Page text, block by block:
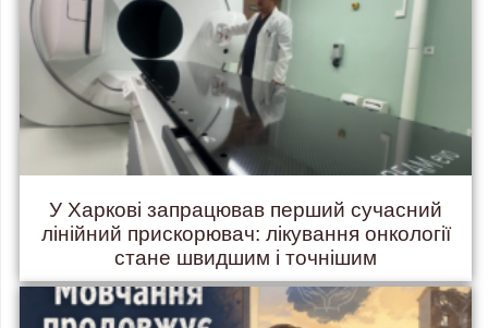
У Харкові запрацював перший сучасний
лінійний прискорювач: лікування онкології
стане швидшим і точнішим